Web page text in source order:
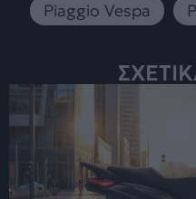
Piaggio Vespa